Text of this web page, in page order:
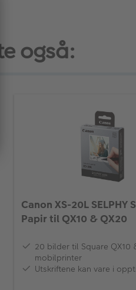
også:
Canon XS-20L SELPHY
Papir til QX10 & QX20
20 bilder til Square QX10
mobilprinter
Utskriftene kan vare i